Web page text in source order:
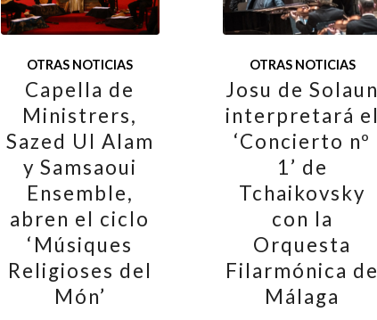
OTRAS NOTICIAS
Capella de
Ministrers,
Sazed Ul Alam
y Samsaoui
Ensemble,
abren el ciclo
‘Músiques
Religioses del
Món’
OTRAS NOTICIAS
Josu de Solaun
interpretará el
‘Concierto nº
1’ de
Tchaikovsky
con la
Orquesta
Filarmónica de
Málaga